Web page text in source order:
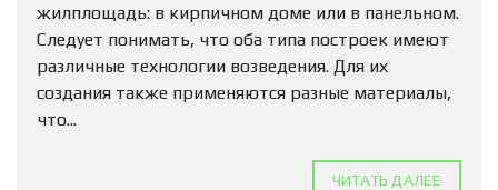
жилплощадь: в кирпичном доме или в панельном.
Следует понимать, что оба типа построек имеют
различные технологии возведения. Для их
создания также применяются разные материалы,
что...
ЧИТАТЬ ДАЛЕЕ